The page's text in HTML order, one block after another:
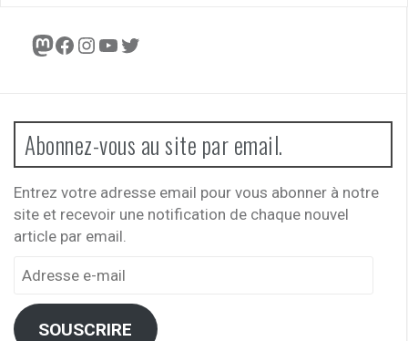
Mastodon
Facebook
Instagram
YouTube
Twitter
Abonnez-vous au site par email.
Entrez votre adresse email pour vous abonner à notre
site et recevoir une notification de chaque nouvel
article par email.
Adresse
mail
SOUSCRIRE